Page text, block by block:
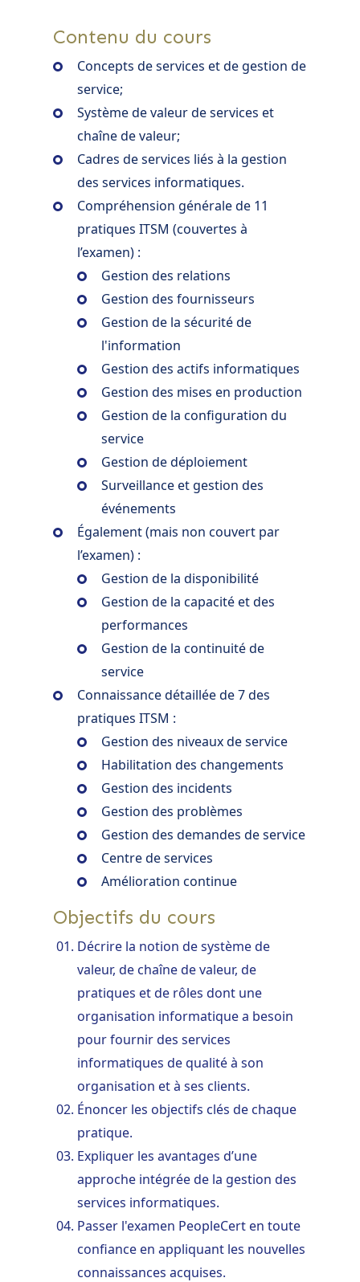
Contenu du cours
Concepts de services et de gestion de
service;
Système de valeur de services et
chaîne de valeur;
Cadres de services liés à la gestion
des services informatiques.
Compréhension générale de 11
pratiques ITSM (couvertes à
l’examen) :
Gestion des relations
Gestion des fournisseurs
Gestion de la sécurité de
l'information
Gestion des actifs informatiques
Gestion des mises en production
Gestion de la configuration du
service
Gestion de déploiement
Surveillance et gestion des
événements
Également (mais non couvert par
l’examen) :
Gestion de la disponibilité
Gestion de la capacité et des
performances
Gestion de la continuité de
service
Connaissance détaillée de 7 des
pratiques ITSM :
Gestion des niveaux de service
Habilitation des changements
Gestion des incidents
Gestion des problèmes
Gestion des demandes de service
Centre de services
Amélioration continue
Objectifs du cours
Décrire la notion de système de
valeur, de chaîne de valeur, de
pratiques et de rôles dont une
organisation informatique a besoin
pour fournir des services
informatiques de qualité à son
organisation et à ses clients.
Énoncer les objectifs clés de chaque
pratique.
Expliquer les avantages d’une
approche intégrée de la gestion des
services informatiques.
Passer l'examen PeopleCert en toute
confiance en appliquant les nouvelles
connaissances acquises.